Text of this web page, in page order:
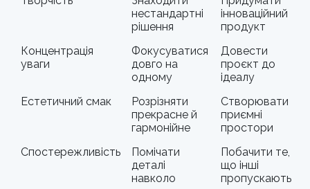
нестандартні
рішення
інноваційний
продукт
Концентрація
уваги
Фокусуватися
довго на
одному
Довести
проєкт до
ідеалу
Естетичний смак
Розрізняти
прекрасне й
гармонійне
Створювати
приємні
простори
Спостережливість
Помічати
деталі
навколо
Побачити те,
що інші
пропускають